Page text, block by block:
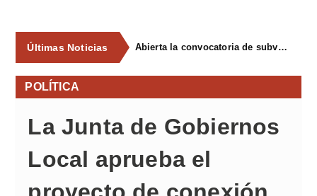
Últimas Noticias Abierta la convocatoria de subvenciones para la participación en el XVI ConcursoExposición de Gochu Asturcelta
POLÍTICA
La Junta de Gobiernos
Local aprueba el